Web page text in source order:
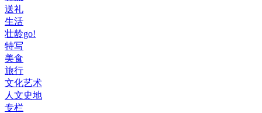
送礼
生活
壮龄go!
特写
美食
旅行
文化艺术
人文史地
专栏